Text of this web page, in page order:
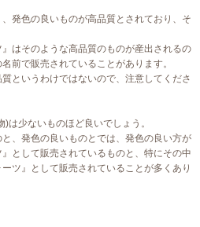
発色の良いものが高品質とされており、そ
はそのような高品質のものが産出されるの
前で販売されていることがあります。
というわけではないので、注意してくださ
は少ないものほど良いでしょう。
、発色の良いものとでは、発色の良い方が
として販売されているものと、特にその中
ツ』として販売されていることが多くあり